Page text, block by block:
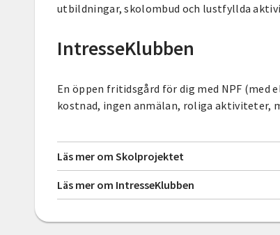
utbildningar, skolombud och lustfyllda
IntresseKlubben
En öppen fritidsgård för dig med NPF (med
kostnad, ingen anmälan, roliga aktiviteter,
Läs mer om Skolprojektet
Läs mer om IntresseKlubben